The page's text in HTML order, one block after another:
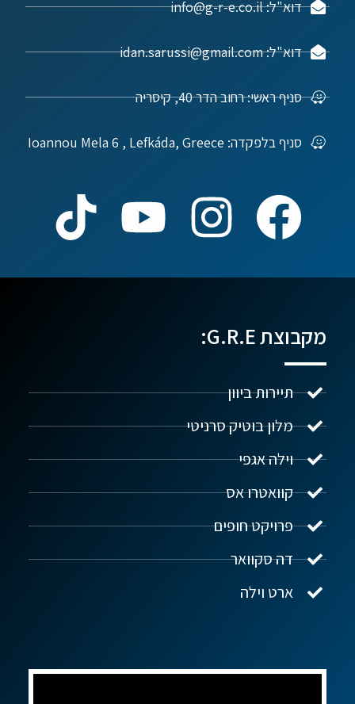
דוא"ל: info@g-r-e.co.il
דוא"ל: idan.sarussi@gmail.com
סניף ראשי: רחוב הדר 40, קיסריה
סניף בלפקדה: Ioannou Mela 6 , Lefkáda, Greece
מקבוצת G.R.E:
תיירות ביוון
מלון בוטיק סרניטי
וילה אגפי
קוואטרו אס
פרויקט חופים
דה סקוואר
ארט וילה
נדל"ן ביוון G.R.E
שלום! איך אפשר לעזור?